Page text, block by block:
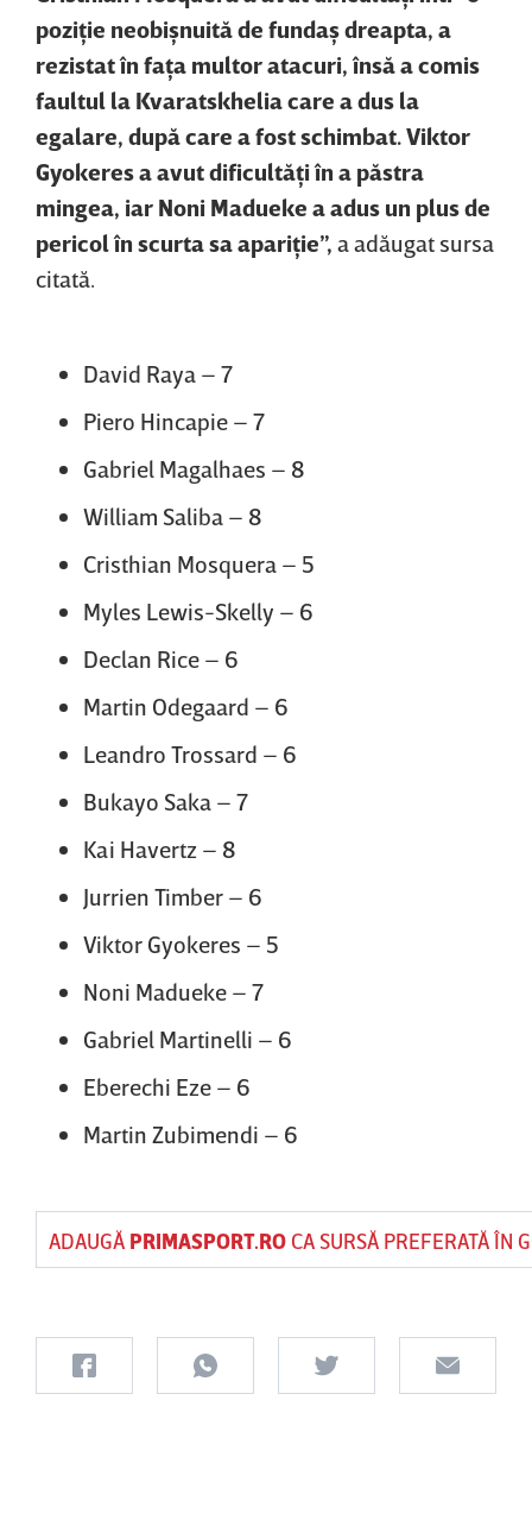
poziţie neobişnuită de fundaş dreapta, a
rezistat în faţa multor atacuri, însă a comis
faultul la Kvaratskhelia care a dus la
egalare, după care a fost schimbat. Viktor
Gyokeres a avut dificultăţi în a păstra
mingea, iar Noni Madueke a adus un plus de
pericol în scurta sa apariţie”, a adăugat sursa
citată.
David Raya – 7
Piero Hincapie – 7
Gabriel Magalhaes – 8
William Saliba – 8
Cristhian Mosquera – 5
Myles Lewis-Skelly – 6
Declan Rice – 6
Martin Odegaard – 6
Leandro Trossard – 6
Bukayo Saka – 7
Kai Havertz – 8
Jurrien Timber – 6
Viktor Gyokeres – 5
Noni Madueke – 7
Gabriel Martinelli – 6
Eberechi Eze – 6
Martin Zubimendi – 6
ADAUGĂ PRIMASPORT.ROCA SURSĂ PREFERATĂ ÎN